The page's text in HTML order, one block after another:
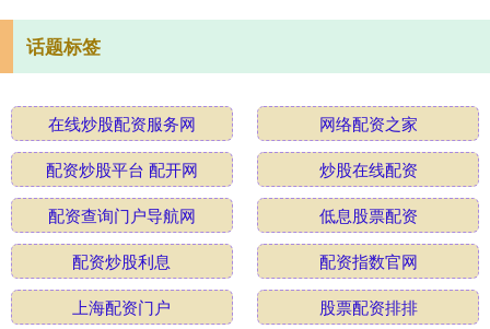
话题标签
在线炒股配资服务网
网络配资之家
配资炒股平台 配开网
炒股在线配资
配资查询门户导航网
低息股票配资
配资炒股利息
配资指数官网
上海配资门户
股票配资排排